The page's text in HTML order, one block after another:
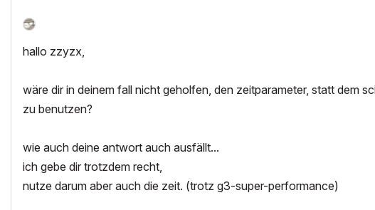
hallo zzyzx,
wäre dir in deinem fall nicht geholfen, den zeitparameter, statt dem
zu benutzen?
wie auch deine antwort auch ausfällt...
ich gebe dir trotzdem recht,
nutze darum aber auch die zeit. (trotz g3-super-performance)